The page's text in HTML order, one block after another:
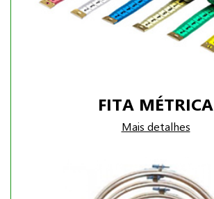
FITA MÉTRICA
Mais detalhes